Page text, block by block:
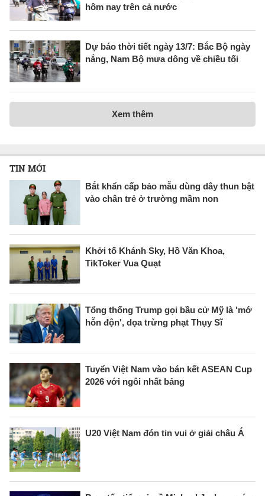
hôm nay trên cả nước
Dự báo thời tiết ngày 13/7: Bắc Bộ ngày
nắng, Nam Bộ mưa dông về chiều tối
Xem thêm
TIN MỚI
Bắt khẩn cấp bảo mẫu dùng dây thun bật
vào chân trẻ ở trường mầm non
Khởi tố Khánh Sky, Hồ Văn Khoa,
TikToker Vua Quạt
Tổng thống Trump gọi bầu cử Mỹ là 'mớ
hỗn độn', dọa trừng phạt Thụy Sĩ
Tuyển Việt Nam vào bán kết ASEAN Cup
2026 với ngôi nhất bảng
U20 Việt Nam đón tin vui ở giải châu Á